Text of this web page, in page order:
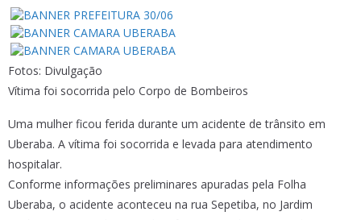
Fotos: Divulgação
Vítima foi socorrida pelo Corpo de Bombeiros
Uma mulher ficou ferida durante um acidente de trânsito em
Uberaba. A vítima foi socorrida e levada para atendimento
hospitalar.
Conforme informações preliminares apuradas pela Folha
Uberaba, o acidente aconteceu na rua Sepetiba, no Jardim